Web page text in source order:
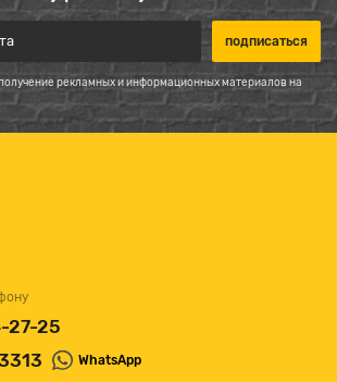
рекламных и информационных материалов на
27-25
WhatsApp